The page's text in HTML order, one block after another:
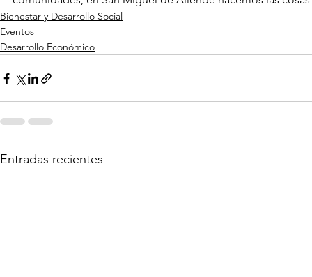
Bienestar y Desarrollo Social
Eventos
Desarrollo Económico
Entradas recientes